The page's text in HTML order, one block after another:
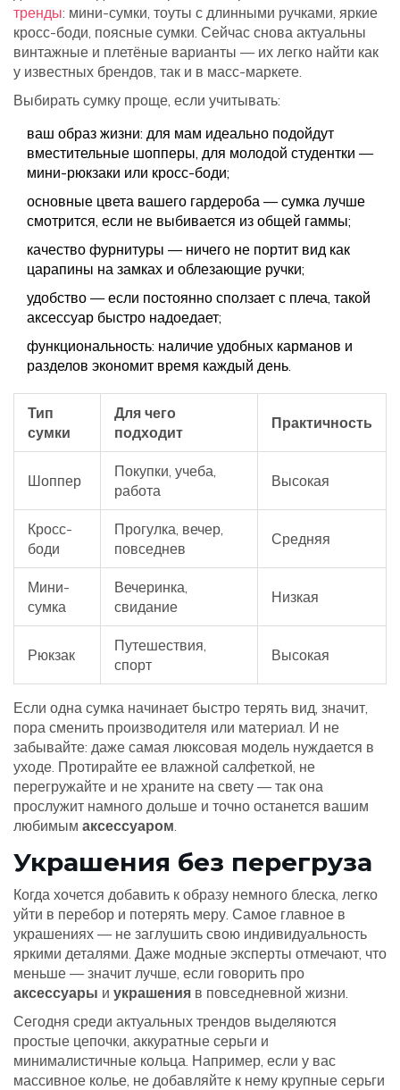
тренды: мини-сумки, тоуты с длинными ручками, яркие
кросс-боди, поясные сумки. Сейчас снова актуальны
винтажные и плетёные варианты — их легко найти как
у известных брендов, так и в масс-маркете.
Выбирать сумку проще, если учитывать:
ваш образ жизни: для мам идеально подойдут
вместительные шопперы, для молодой студентки —
мини-рюкзаки или кросс-боди;
основные цвета вашего гардероба — сумка лучше
смотрится, если не выбивается из общей гаммы;
качество фурнитуры — ничего не портит вид как
царапины на замках и облезающие ручки;
удобство — если постоянно сползает с плеча, такой
аксессуар быстро надоедает;
функциональность: наличие удобных карманов и
разделов экономит время каждый день.
Тип
сумки
Для чего
подходит
Практичность
Шоппер
Покупки, учеба,
работа
Высокая
Кросс-
боди
Прогулка, вечер,
повседнев
Средняя
Мини-
сумка
Вечеринка,
свидание
Низкая
Рюкзак
Путешествия,
спорт
Высокая
Если одна сумка начинает быстро терять вид, значит,
пора сменить производителя или материал. И не
забывайте: даже самая люксовая модель нуждается в
уходе. Протирайте ее влажной салфеткой, не
перегружайте и не храните на свету — так она
прослужит намного дольше и точно останется вашим
любимым аксессуаром.
Украшения без перегруза
Когда хочется добавить к образу немного блеска, легко
уйти в перебор и потерять меру. Самое главное в
украшениях — не заглушить свою индивидуальность
яркими деталями. Даже модные эксперты отмечают, что
меньше — значит лучше, если говорить про
аксессуары и украшения в повседневной жизни.
Сегодня среди актуальных трендов выделяются
простые цепочки, аккуратные серьги и
минималистичные кольца. Например, если у вас
массивное колье, не добавляйте к нему крупные серьги